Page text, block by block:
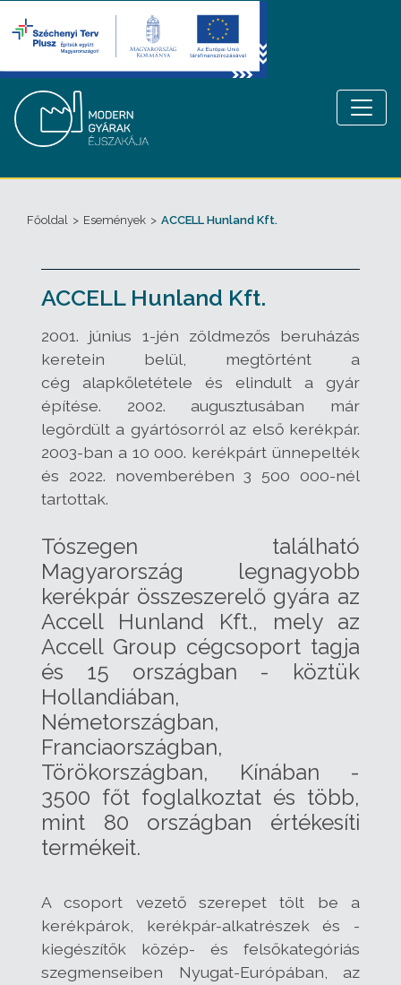
Főoldal > Események > ACCELL Hunland Kft.
ACCELL Hunland Kft.
2001. június 1-jén zöldmezős beruházás
keretein belül, megtörtént a
cég alapkőletétele és elindult a gyár
építése. 2002. augusztusában már
legördült a gyártósorról az első kerékpár.
2003-ban a 10 000. kerékpárt ünnepelték
és 2022. novemberében 3 500 000-nél
tartottak.
Tószegen található
Magyarország legnagyobb
kerékpár összeszerelő gyára az
Accell Hunland Kft., mely az
Accell Group cégcsoport tagja
és 15 országban - köztük
Hollandiában,
Németországban,
Franciaországban,
Törökországban, Kínában -
3500 főt foglalkoztat és több,
mint 80 országban értékesíti
termékeit.
A csoport vezető szerepet tölt be a
kerékpárok, kerékpár-alkatrészek és -
kiegészítők közép- és felsőkategóriás
szegmenseiben Nyugat-Európában, az